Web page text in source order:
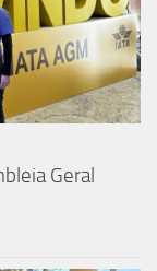
Geral